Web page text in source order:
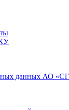
данных АО